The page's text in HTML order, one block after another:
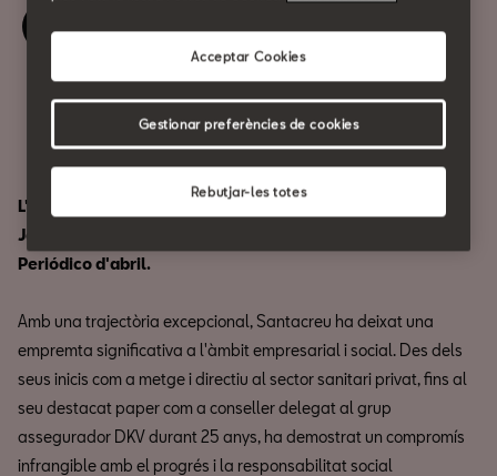
Compartir
L'actual president de la Cambra de Comerç de Barcelona,
Josep Santacreu, serà el protagonista de l'Afterwork El
Periódico d'abril.
Amb una trajectòria excepcional, Santacreu ha deixat una
empremta significativa a l'àmbit empresarial i social. Des dels
seus inicis com a metge i directiu al sector sanitari privat, fins al
seu destacat paper com a conseller delegat al grup
assegurador DKV durant 25 anys, ha demostrat un compromís
infrangible amb el progrés i la responsabilitat social
Rebutjar-les totes
Acceptar Cookies
Gestionar preferències de cookies